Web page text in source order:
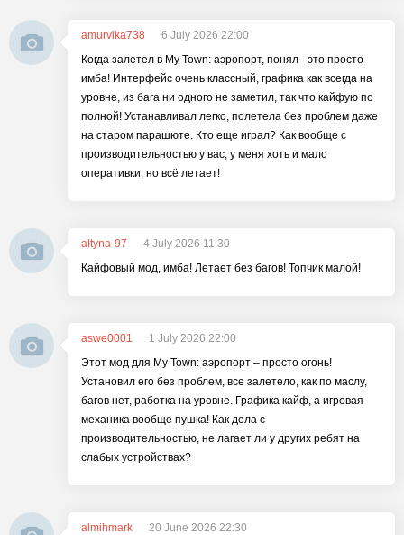
amurvika738
6 July 2026 22:00
Когда залетел в My Town: аэропорт, понял - это просто
имба! Интерфейс очень классный, графика как всегда на
уровне, из бага ни одного не заметил, так что кайфую по
полной! Устанавливал легко, полетела без проблем даже
на старом парашюте. Кто еще играл? Как вообще с
производительностью у вас, у меня хоть и мало
оперативки, но всё летает!
altyna-97
4 July 2026 11:30
Кайфовый мод, имба! Летает без багов! Топчик малой!
aswe0001
1 July 2026 22:00
Этот мод для My Town: аэропорт – просто огонь!
Установил его без проблем, все залетело, как по маслу,
багов нет, работка на уровне. Графика кайф, а игровая
механика вообще пушка! Как дела с
производительностью, не лагает ли у других ребят на
слабых устройствах?
almihmark
20 June 2026 22:30